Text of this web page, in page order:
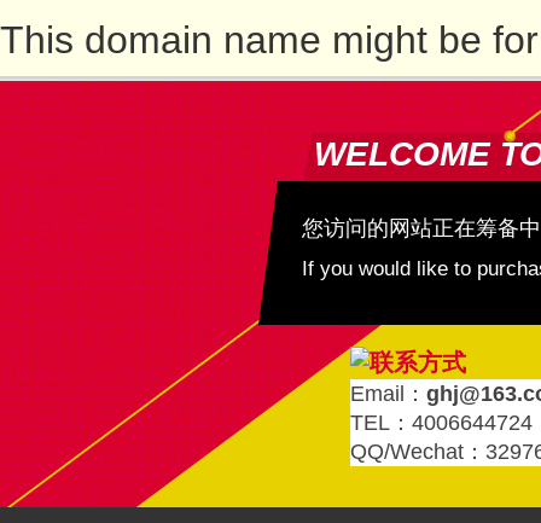
This domain name might be
WELCOME
您访问的网站正在筹备
If you would like to
Email：
TEL：4006644724
QQ/Wechat：